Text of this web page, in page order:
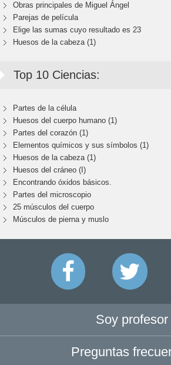
Obras principales de Miguel Ángel
Parejas de película
Elige las sumas cuyo resultado es 23
Huesos de la cabeza (1)
Top 10 Ciencias:
Partes de la célula
Huesos del cuerpo humano (1)
Partes del corazón (1)
Elementos químicos y sus símbolos (1)
Huesos de la cabeza (1)
Huesos del cráneo (I)
Encontrando óxidos básicos.
Partes del microscopio
25 músculos del cuerpo
Músculos de pierna y muslo
Soy profesor
Preguntas